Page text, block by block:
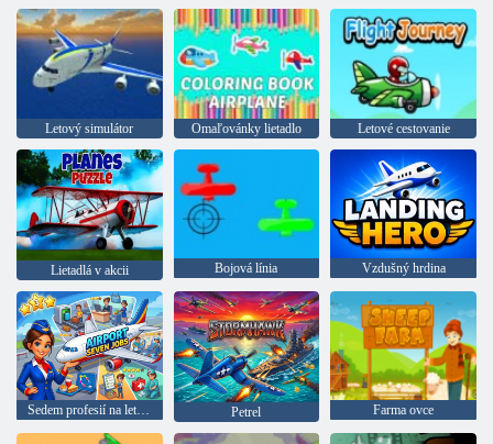
Letový simulátor Omaľovánky lietadlo Letové cestovanie
Lietadlá v akcii Bojová línia Vzdušný hrdina
Sedem profesií na letisku Petrel Farma ovce